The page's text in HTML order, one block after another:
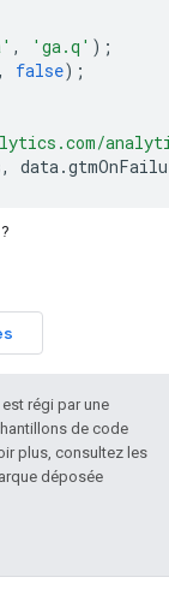
, 'ga.q' );
false);
, data.
régi par une
de code
plus, consultez les
déposée